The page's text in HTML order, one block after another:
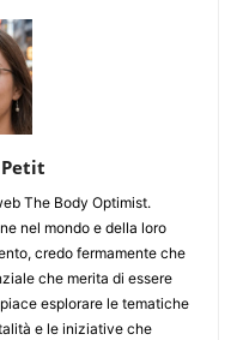
The Body Optimist.
nel mondo e della loro
credo fermamente che
che merita di essere
esplorare le tematiche
e le iniziative che